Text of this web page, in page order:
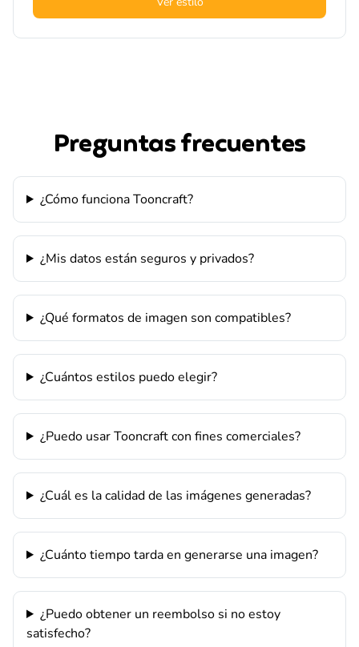
Preguntas frecuentes
¿Cómo funciona Tooncraft?
¿Mis datos están seguros y privados?
¿Qué formatos de imagen son compatibles?
¿Cuántos estilos puedo elegir?
¿Puedo usar Tooncraft con fines comerciales?
¿Cuál es la calidad de las imágenes generadas?
¿Cuánto tiempo tarda en generarse una imagen?
¿Puedo obtener un reembolso si no estoy
satisfecho?